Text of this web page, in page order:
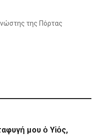
της Πόρτας
μου ὁ Υἱός,